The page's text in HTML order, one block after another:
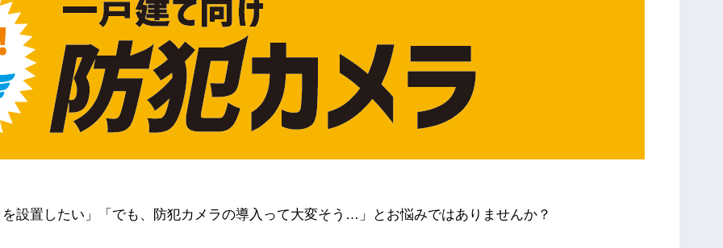
設置したい」「でも、防犯カメラの導入って大変そう…」とお悩みではありませんか？